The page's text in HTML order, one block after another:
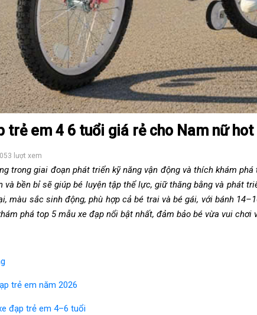
trẻ em 4 6 tuổi giá rẻ cho Nam nữ
lượt xem
trong giai đoạn phát triển kỹ năng vận động và thích khám
và bền bỉ sẽ giúp bé luyện tập thể lực, giữ thăng bằng và phát
màu sắc sinh động, phù hợp cả bé trai và bé gái, với bánh
phá top 5 mẫu xe đạp nổi bật nhất, đảm bảo bé vừa vui chơi
trẻ em năm 2026
đạp trẻ em 4–6 tuổi